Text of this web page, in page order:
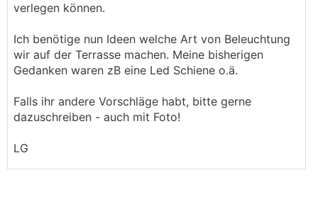
verlegen können.
Ich benötige nun Ideen welche Art von Beleuchtung
wir auf der Terrasse machen. Meine bisherigen
Gedanken waren zB eine Led Schiene o.ä.
Falls ihr andere Vorschläge habt, bitte gerne
dazuschreiben - auch mit Foto!
LG